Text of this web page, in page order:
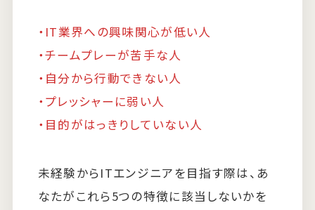
・IT業界への興味関心が低い人
・チームプレーが苦手な人
・自分から行動できない人
・プレッシャーに弱い人
・目的がはっきりしていない人
未経験からITエンジニアを目指す際は、あ
なたがこれら5つの特徴に該当しないかを